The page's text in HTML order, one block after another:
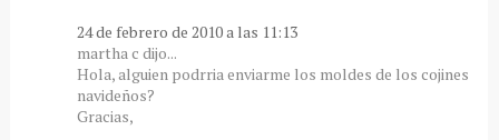
24 de febrero de 2010 a las 11:13
martha c dijo...
Hola, alguien podrria enviarme los moldes de los cojines
navideños?
Gracias,